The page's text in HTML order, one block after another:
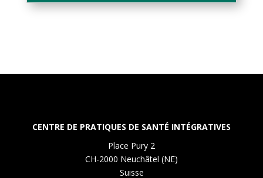
CENTRE DE PRATIQUES DE SANTÉ INTÉGRATIVES
Place Pury 2
CH-2000 Neuchâtel (NE)
Suisse